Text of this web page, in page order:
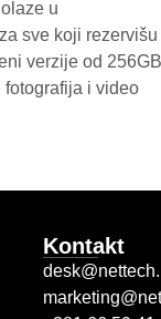
u
sve koji rezervišu
verzije od
i video
Kontakt